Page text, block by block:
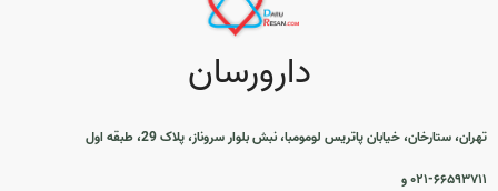
دارورسان
تهران، ستارخان، خیابان پاتریس لومومبا، نبش بلوار سروناز، پلاک 29، طبقه اول
۰۲۱-۶۶۵۹۳۷۱۱ و